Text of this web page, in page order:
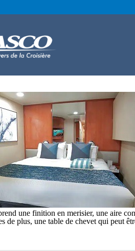
une finition en merisier, une aire
de plus, une table de chevet qui peut